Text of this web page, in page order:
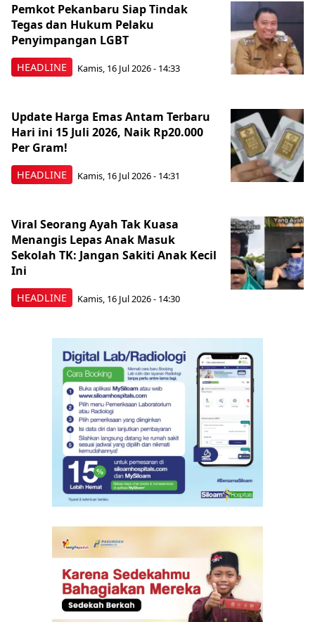
HEADLINE
Pemkot Pekanbaru Siap Tindak
Tegas dan Hukum Pelaku
Penyimpangan LGBT
Kamis, 16 Jul 2026 - 14:33
HEADLINE
Update Harga Emas Antam Terbaru
Hari ini 15 Juli 2026, Naik Rp20.000
Per Gram!
Kamis, 16 Jul 2026 - 14:31
HEADLINE
Viral Seorang Ayah Tak Kuasa
Menangis Lepas Anak Masuk
Sekolah TK: Jangan Sakiti Anak Kecil
Ini
Kamis, 16 Jul 2026 - 14:30